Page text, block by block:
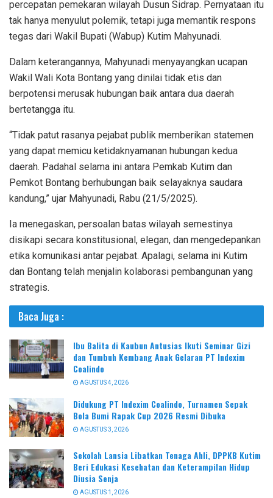
percepatan pemekaran wilayah Dusun Sidrap. Pernyataan itu
tak hanya menyulut polemik, tetapi juga memantik respons
tegas dari Wakil Bupati (Wabup) Kutim Mahyunadi.
Dalam keterangannya, Mahyunadi menyayangkan ucapan
Wakil Wali Kota Bontang yang dinilai tidak etis dan
berpotensi merusak hubungan baik antara dua daerah
bertetangga itu.
“Tidak patut rasanya pejabat publik memberikan statemen
yang dapat memicu ketidaknyamanan hubungan kedua
daerah. Padahal selama ini antara Pemkab Kutim dan
Pemkot Bontang berhubungan baik selayaknya saudara
kandung,” ujar Mahyunadi, Rabu (21/5/2025).
Ia menegaskan, persoalan batas wilayah semestinya
disikapi secara konstitusional, elegan, dan mengedepankan
etika komunikasi antar pejabat. Apalagi, selama ini Kutim
dan Bontang telah menjalin kolaborasi pembangunan yang
strategis.
Baca Juga :
Ibu Balita di Kaubun Antusias Ikuti Seminar Gizi
dan Tumbuh Kembang Anak Gelaran PT Indexim
Coalindo
AGUSTUS 4, 2026
Didukung PT Indexim Coalindo, Turnamen Sepak
Bola Bumi Rapak Cup 2026 Resmi Dibuka
AGUSTUS 3, 2026
Sekolah Lansia Libatkan Tenaga Ahli, DPPKB Kutim
Beri Edukasi Kesehatan dan Keterampilan Hidup
Diusia Senja
AGUSTUS 1, 2026